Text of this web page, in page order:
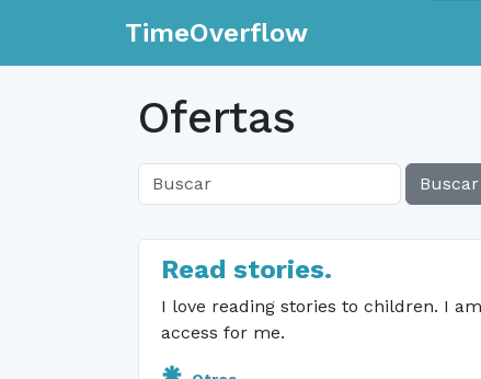
TimeOverflow
Ofertas
Buscar
Read stories.
I love reading stories to children. I
access for me.